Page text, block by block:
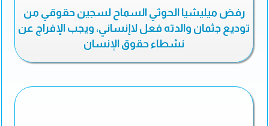
رفض ميليشيا الحوثي السماح لسجين حقوقي من
توديع جثمان والدته فعل لاإنساني، ويجب الإفراج عن
نشطاء حقوق الإنسان